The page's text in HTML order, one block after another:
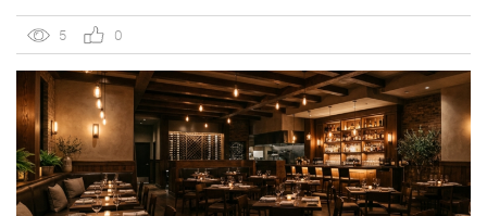
Агентство продвигает ресторан OSH by Урюк в
геоперформансе […]
5 0